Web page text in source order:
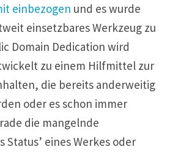
einbezogen und es wurde
einsetzbares Werkzeug zu
Domain Dedication wird
zu einem Hilfmittel zur
die bereits anderweitig
oder es schon immer
die mangelnde
Status’ eines Werkes oder